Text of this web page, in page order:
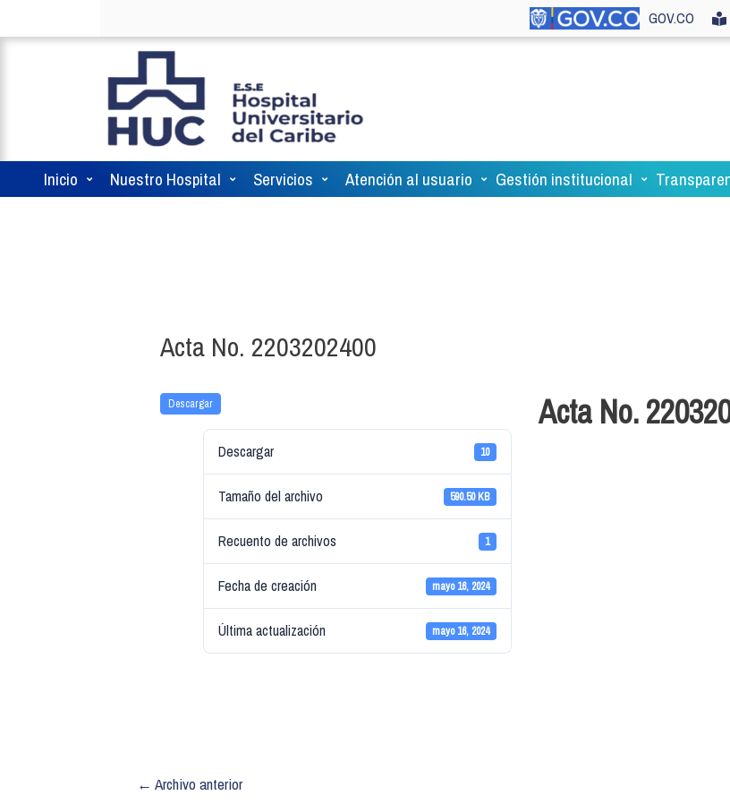
GOV.CO
Inicio Nuestro Hospital Servicios Atención al usuario Gestión institucional
Acta No. 2203202400
Descargar
Descargar 10
Tamaño del archivo 590.50 KB
Recuento de archivos 1
Fecha de creación mayo 16, 2024
Última actualización mayo 16, 2024
Acta No.
← Archivo anterior